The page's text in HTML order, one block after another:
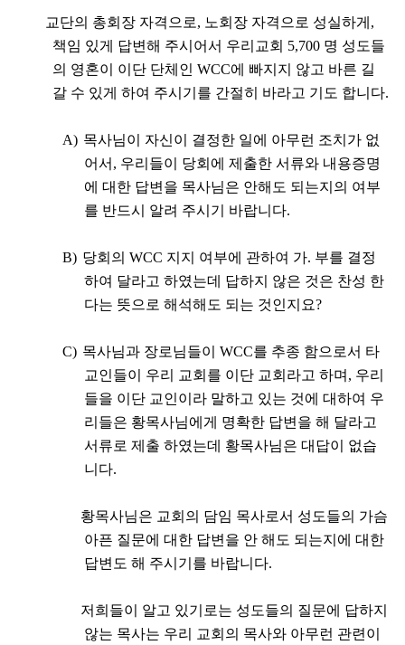
교단의 총회장 자격으로, 노회장 자격으로 성실하게 ,
책임 있게 답변해 주시어서 우리교회 5,700 명 성도들
의 영혼이 이단 단체인 WCC에 빠지지 않고 바른 길
갈 수 있게 하여 주시기를 간절히 바라고 기도 합니다.
A) 목사님이 자신이 결정한 일에 아무런 조치가 없
어서 , 우리들이 당회에 제출한 서류와 내용증명
에 대한 답변을 목사님은 안해도 되는지의 여부
를 반드시 알려 주시기 바랍니다.
B) 당회의 WCC 지지 여부에 관하여 가. 부를 결정
하여 달라고 하였는데 답하지 않은 것은 찬성 한
다는 뜻으로 해석해도 되는 것인지요?
C) 목사님과 장로님들이 WCC를 추종 함으로서 타
교인들이 우리 교회를 이단 교회라고 하며 , 우리
들을 이단 교인이라 말하고 있는 것에 대하여 우
리들은 황목사님에게 명확한 답변을 해 달라고
서류로 제출 하였는데 황목사님은 대답이 없습
니다.
황목사님은 교회의 담임 목사로서 성도들의 가슴
아픈 질문에 대한 답변을 안 해도 되는지에 대한
답변도 해 주시기를 바랍니다.
저희들이 알고 있기로는 성도들의 질문에 답하지
않는 목사는 우리 교회의 목사와 아무런 관련이